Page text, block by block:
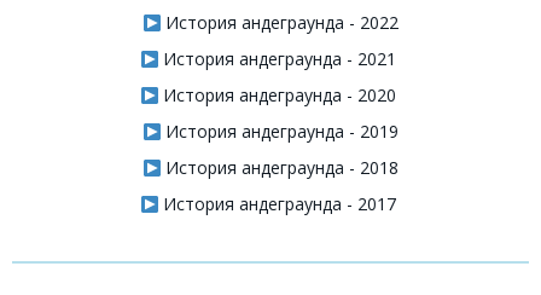
История андеграунда - 2022
История андеграунда - 2021
История андеграунда - 2020
История андеграунда - 2019
История андеграунда - 2018
История андеграунда - 2017